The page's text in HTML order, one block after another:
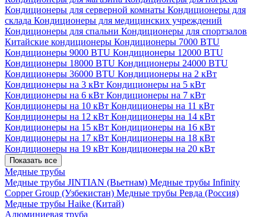
Кондиционеры для серверной комнаты Кондиционеры для
склада Кондиционеры для медицинских учреждений
Кондиционеры для спальни Кондиционеры для спортзалов
Китайские кондиционеры Кондиционеры 7000 BTU
Кондиционеры 9000 BTU Кондиционеры 12000 BTU
Кондиционеры 18000 BTU Кондиционеры 24000 BTU
Кондиционеры 36000 BTU Кондиционеры на 2 кВт
Кондиционеры на 3 кВт Кондиционеры на 5 кВт
Кондиционеры на 6 кВт Кондиционеры на 7 кВт
Кондиционеры на 10 кВт Кондиционеры на 11 кВт
Кондиционеры на 12 кВт Кондиционеры на 14 кВт
Кондиционеры на 15 кВт Кондиционеры на 16 кВт
Кондиционеры на 17 кВт Кондиционеры на 18 кВт
Кондиционеры на 19 кВт Кондиционеры на 20 кВт
Показать все
Медные трубы
Медные трубы JINTIAN (Вьетнам) Медные трубы Infinity
Copper Group (Узбекистан) Медные трубы Ревда (Россия)
Медные трубы Haike (Китай)
Алюминиевая труба